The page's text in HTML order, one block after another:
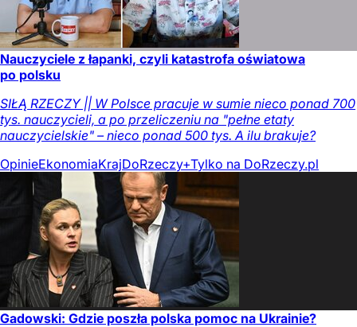
Nauczyciele z łapanki, czyli katastrofa oświatowa
po polsku
SIŁĄ RZECZY || W Polsce pracuje w sumie nieco ponad 700
tys. nauczycieli, a po przeliczeniu na "pełne etaty
nauczycielskie" – nieco ponad 500 tys. A ilu brakuje?
OpinieEkonomiaKrajDoRzeczy+Tylko na DoRzeczy.pl
Gadowski: Gdzie poszła polska pomoc na Ukrainie?